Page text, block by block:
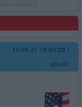
10.05.21 18:50:29 |
#8469